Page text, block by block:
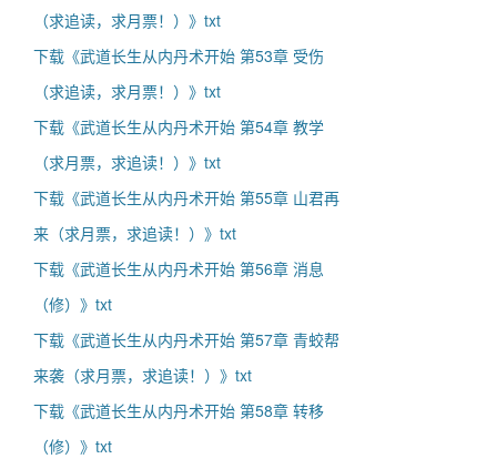
（求追读，求月票！）》txt
下载《武道长生从内丹术开始 第53章 受伤
（求追读，求月票！）》txt
下载《武道长生从内丹术开始 第54章 教学
（求月票，求追读！）》txt
下载《武道长生从内丹术开始 第55章 山君再
来（求月票，求追读！）》txt
下载《武道长生从内丹术开始 第56章 消息
（修）》txt
下载《武道长生从内丹术开始 第57章 青蛟帮
来袭（求月票，求追读！）》txt
下载《武道长生从内丹术开始 第58章 转移
（修）》txt